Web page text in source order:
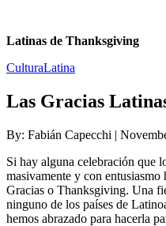
Latinas de Thanksgiving
CulturaLatina
Las Gracias
By: Fabián Capecchi |
Si hay alguna celebración que
masivamente y con
Gracias o Thanksgiving. Una
ninguno de los países de
hemos abrazado para hacerla